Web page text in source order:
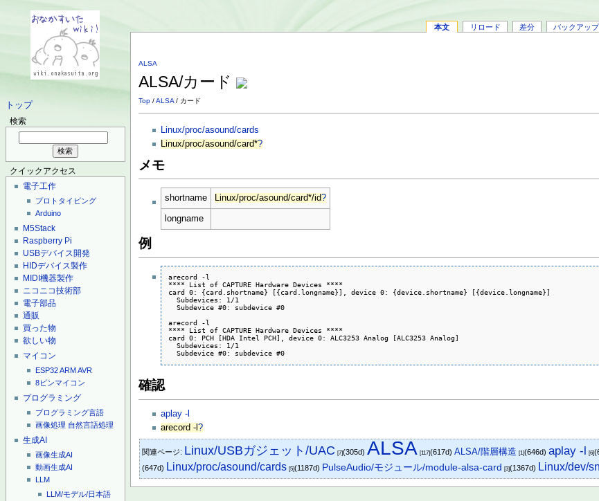
トップ
検索
クイックアクセス
電子工作
プロトタイピング
Arduino
M5Stack
Raspberry Pi
USBデバイス開発
HIDデバイス製作
MIDI機器製作
ニコニコ技術部
電子部品
通販
買った物
欲しい物
マイコン
ESP32ARMAVR
8ピンマイコン
プログラミング
プログラミング言語
画像処理 自然言語処理
生成AI
画像生成AI
動画生成AI
LLM
LLM/モデル/日本語
本文 リロード 差分 バックアップ
ALSA
ALSA/カード
Top /ALSA / カード
Linux/proc/asound/cards
Linux/proc/asound/card*?
メモ
shortname Linux/proc/asound/card*/id?
longname
例
arecord -l
**** List of CAPTURE Hardware Devices ****
card 0: {card.shortname} [{card.longname}], device 0: {device.shortname} [{device.longname}]
  Subdevices: 1/1
  Subdevice #0: subdevice #0
arecord -l
**** List of CAPTURE Hardware Devices ****
card 0: PCH [HDA Intel PCH], device 0: ALC3253 Analog [ALC3253 Analog]
  Subdevices: 1/1
  Subdevice #0: subdevice #0
確認
aplay -l
arecord -l?
関連ページ: Linux/USBガジェット/UAC [7](305d)ALSA [117](617d)ALSA/階層構造 [1](646d)aplay -l [6]
(647d) Linux/proc/asound/cards [5](1187d) PulseAudio/モジュール/module-alsa-card [3](1367d) Linux/dev/